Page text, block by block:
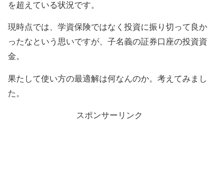
を超えている状況です。
現時点では、学資保険ではなく投資に振り切って良か
ったなという思いですが、子名義の証券口座の投資資
金。
果たして使い方の最適解は何なんのか。考えてみまし
た。
スポンサーリンク